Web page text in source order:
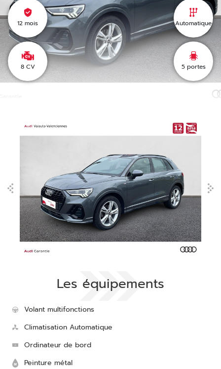
12 mois
8 CV
Automatique
5portes
Les équipements
Volant multifonctions
Climatisation Automatique
Ordinateur de bord
Peinture métal